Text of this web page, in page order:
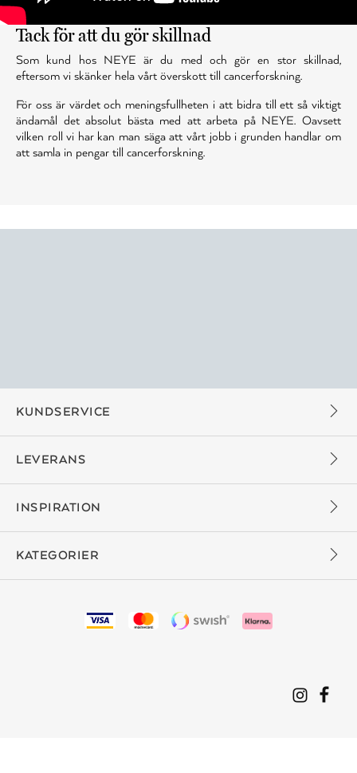
Tack för att du gör skillnad
Som kund hos NEYE är du med och gör en stor skillnad,
eftersom vi skänker hela vårt överskott till cancerforskning.
För oss är värdet och meningsfullheten i att bidra till ett så viktigt
ändamål det absolut bästa med att arbeta på NEYE. Oavsett
vilken roll vi har kan man säga att vårt jobb i grunden handlar om
att samla in pengar till cancerforskning.
KUNDSERVICE
LEVERANS
INSPIRATION
KATEGORIER